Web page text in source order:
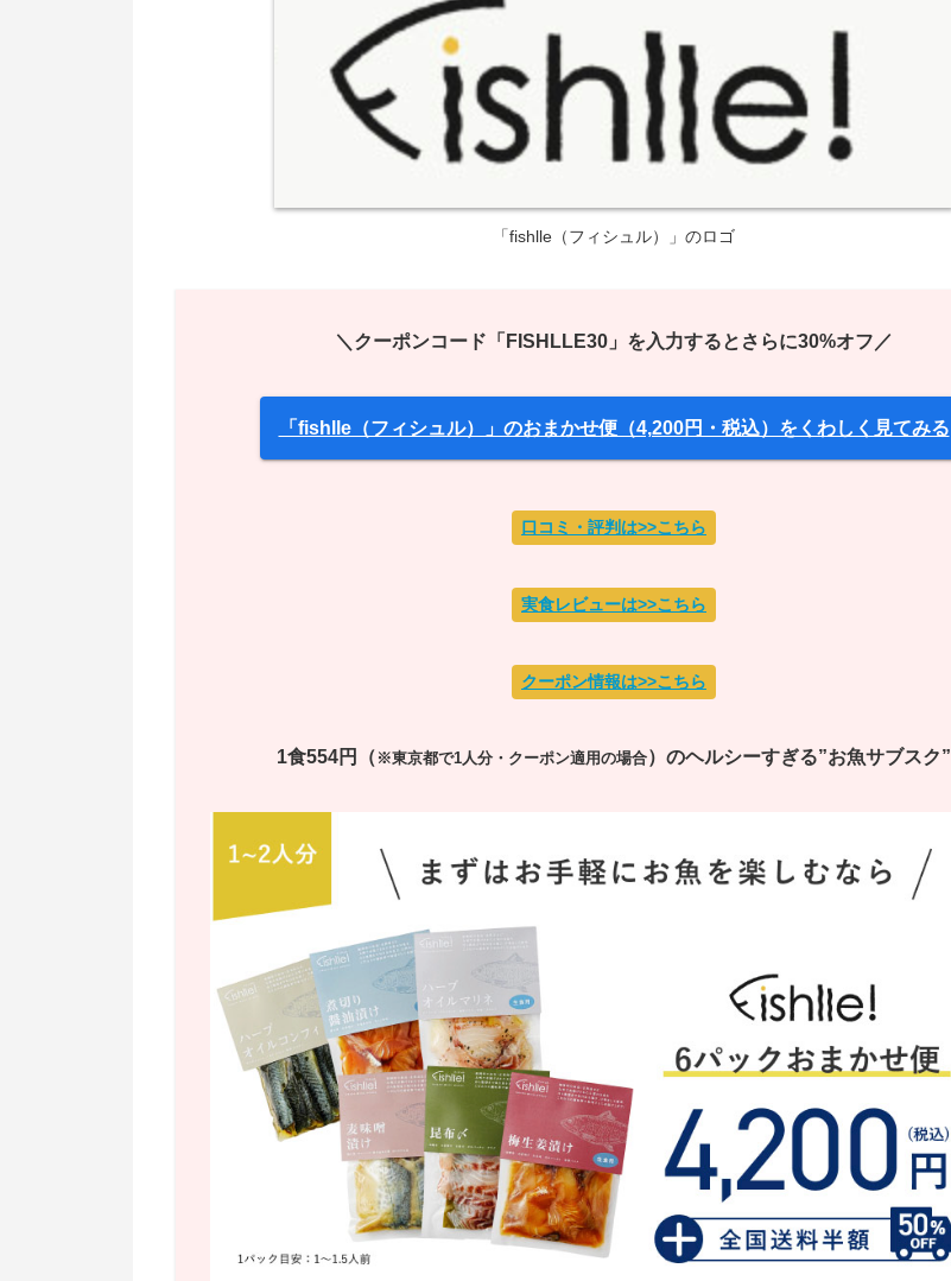
「fishlle（フィシュル）」のロゴ
＼クーポンコード「FISHLLE30」を入力するとさらに30%オフ／
「fishlle（フィシュル）」のおまかせ便（4,200円・税込）をくわしく見てみる
口コミ・評判は>>こちら
実食レビューは>>こちら
クーポン情報は>>こちら
1食554円（ ※東京都で1人分・クーポン適用の場合） のヘルシーすぎる”お魚サブスク”